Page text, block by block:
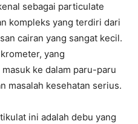
sebagai particulate
kompleks yang terdiri dari
cairan yang sangat kecil.
yang
ke dalam paru-paru
masalah kesehatan serius.
ini adalah debu yang